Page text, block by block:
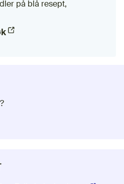
på blå resept,